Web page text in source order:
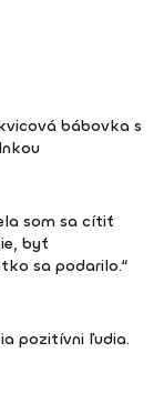
bábovka s
som sa cítiť
byť
sa podarilo.“
pozitívni ľudia.